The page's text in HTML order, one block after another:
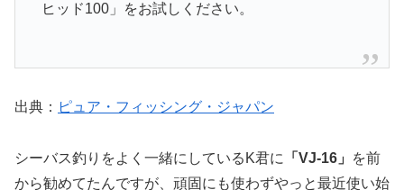
ヒッド100」をお試しください。
出典： ピュア・フィッシング・ジャパン
シーバス釣りをよく一緒にしているK君に 「VJ-16」
を前
から勧めてたんですが、頑固にも使わずやっと最近使い始